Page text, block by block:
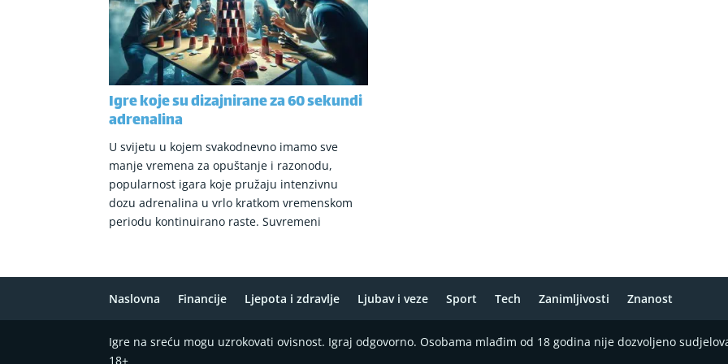
Igre koje su dizajnirane za 60 sekundi
adrenalina
U svijetu u kojem svakodnevno imamo sve
manje vremena za opuštanje i razonodu,
popularnost igara koje pružaju intenzivnu
dozu adrenalina u vrlo kratkom vremenskom
periodu kontinuirano raste. Suvremeni
Naslovna Financije Ljepota i zdravlje Ljubav i veze Sport Tech Zanimljivosti Znanost
Igre na sreću mogu uzrokovati ovisnost. Igraj odgovorno. Osobama mlađim od 18 godina nije dozvoljeno
18+